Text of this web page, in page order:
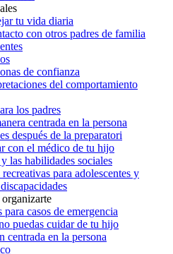
tu vida diaria
con otros padres de familia
de confianza
del comportamiento
los padres
centrada en la persona
después de la preparatori
con el médico de tu hijo
las habilidades sociales
para adolescentes y
para casos de emergencia
puedas cuidar de tu hijo
centrada en la persona